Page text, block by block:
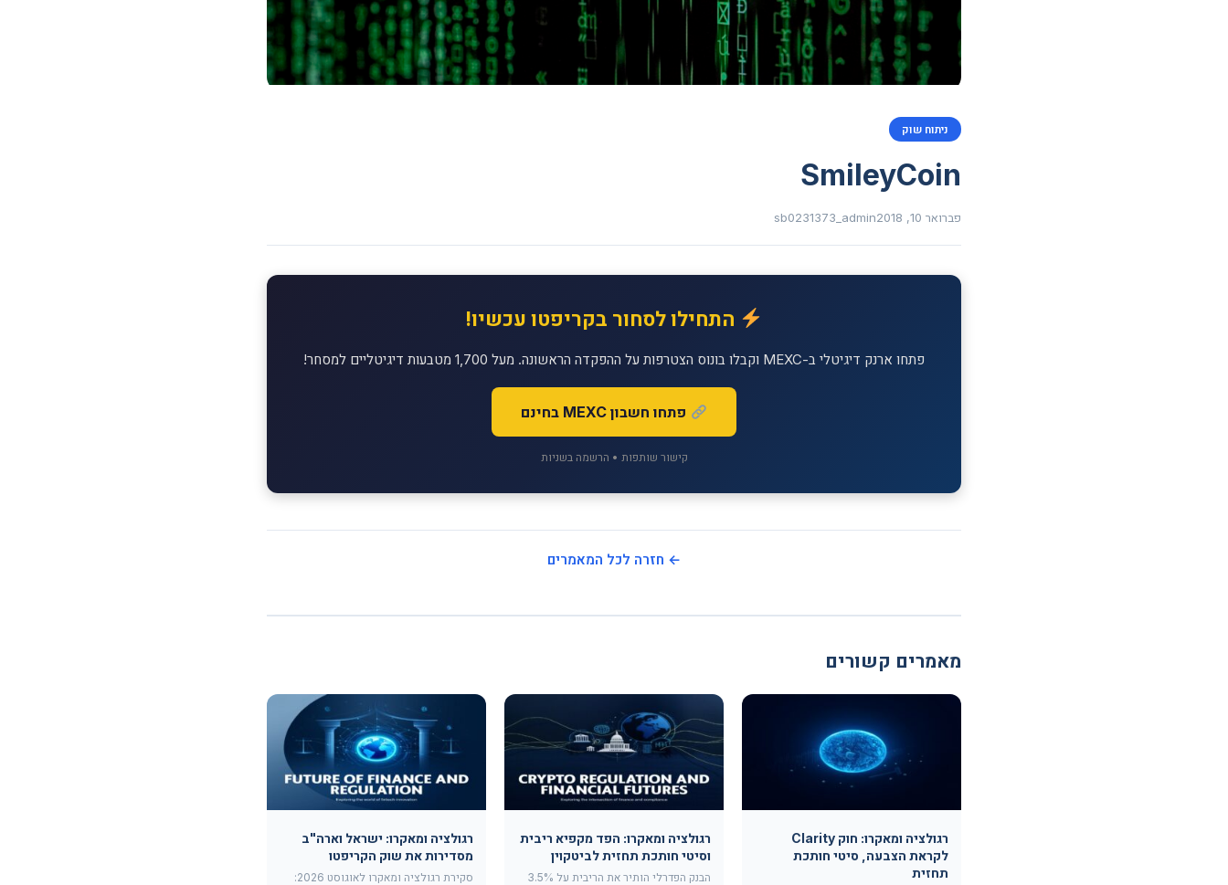
ניתוח שוק
SmileyCoin
פברואר 10, 2018 sb0231373_admin
התחילו לסחור בקריפטו עכשיו!
פתחו ארנק דיגיטלי ב-MEXC וקבלו בונוס הצטרפות על ההפקדה הראשונה. מעל 1,700 מטבעות דיגיטליים למסחר!
פתחו חשבון MEXC בחינם
קישור שותפות • הרשמה בשניות
← חזרה לכל המאמרים
מאמרים קשורים
רגולציה ומאקרו: חוק Clarity
לקראת הצבעה, סיטי חותכת
תחזית
רגולציה ומאקרו: הפד מקפיא ריבית
וסיטי חותכת תחזית לביטקוין
הבנק הפדרלי הותיר את הריבית על 3.5%
רגולציה ומאקרו: ישראל וארה"ב
מסדירות את שוק הקריפטו
סקירת רגולציה ומאקרו לאוגוסט 2026: